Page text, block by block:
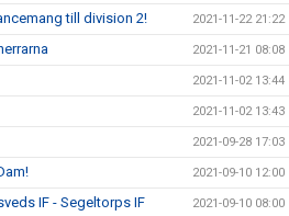
till division 2! 2021-11-22 21:22
2021-11-21 08:08
2021-11-02 13:44
2021-11-02 13:43
2021-09-28 17:03
2021-09-10 12:00
IF - Segeltorps IF 2021-09-10 08:00